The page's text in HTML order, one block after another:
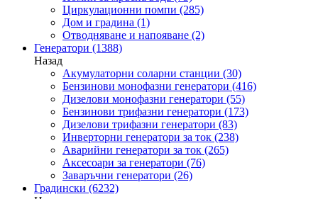
Циркулационни помпи (285)
Дом и градина (1)
Отводняване и напояване (2)
Генератори (1388)
Назад
Акумулаторни соларни станции (30)
Бензинови монофазни генератори (416)
Дизелови монофазни генератори (55)
Бензинови трифазни генератори (173)
Дизелови трифазни генератори (83)
Инверторни генератори за ток (238)
Аварийни генератори за ток (265)
Аксесоари за генератори (76)
Заваръчни генератори (26)
Градински (6232)